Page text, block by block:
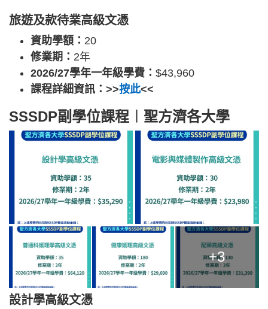
旅遊及款待業高級文憑
資助學額： 20
修業期： 2年
2026/27學年一年級學費： $43,960
課程詳細資訊：>>按此<<
SSSDP副學位課程︱聖方濟各大學
+3
設計學高級文憑